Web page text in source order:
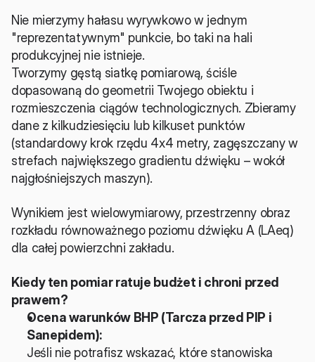
Nie mierzymy hałasu wyrywkowo w jednym
"reprezentatywnym" punkcie, bo taki na hali
produkcyjnej nie istnieje.
Tworzymy gęstą siatkę pomiarową, ściśle
dopasowaną do geometrii Twojego obiektu i
rozmieszczenia ciągów technologicznych. Zbieramy
dane z kilkudziesięciu lub kilkuset punktów
(standardowy krok rzędu 4x4 metry, zagęszczany w
strefach największego gradientu dźwięku – wokół
najgłośniejszych maszyn).
Wynikiem jest wielowymiarowy, przestrzenny obraz
rozkładu równoważnego poziomu dźwięku A (LAeq)
dla całej powierzchni zakładu.
Kiedy ten pomiar ratuje budżet i chroni przed
prawem?
Ocena warunków BHP (Tarcza przed PIP i
Sanepidem):
Jeśli nie potrafisz wskazać, które stanowiska